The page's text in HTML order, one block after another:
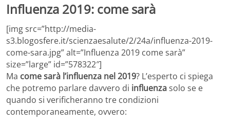
Influenza 2019: come sarà
[img src=”http://media-
s3.blogosfere.it/scienzaesalute/2/24a/influenza-2019-
come-sara.jpg” alt=”Influenza 2019 come sarà”
size=”large” id=”578322″]
Ma come sarà l’influenza nel 2019? L’esperto ci spiega
che potremo parlare davvero di influenzasolo se e
quando si verificheranno tre condizioni
contemporaneamente, ovvero: